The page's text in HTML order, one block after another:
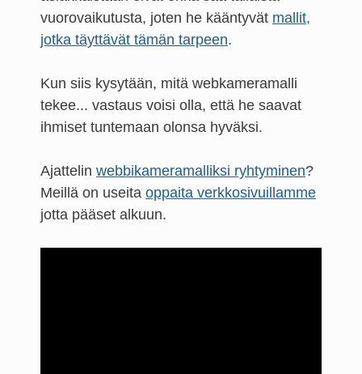
vuorovaikutusta, joten he kääntyvät mallit,
jotka täyttävät tämän tarpeen.
Kun siis kysytään, mitä webkameramalli
tekee... vastaus voisi olla, että he saavat
ihmiset tuntemaan olonsa hyväksi.
Ajattelin webbikameramalliksi ryhtyminen?
Meillä on useita oppaita verkkosivuillamme
jotta pääset alkuun.